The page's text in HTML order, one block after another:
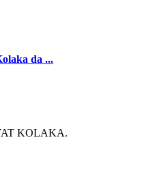
da ...
KOLAKA.